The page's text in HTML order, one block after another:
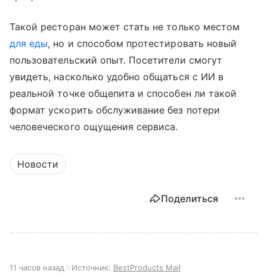
Такой ресторан может стать не только местом
для еды, но и способом протестировать новый
пользовательский опыт. Посетители смогут
увидеть, насколько удобно общаться с ИИ в
реальной точке общепита и способен ли такой
формат ускорить обслуживание без потери
человеческого ощущения сервиса.
Новости
Поделиться
11 часов назад Источник: BestProducts Mail